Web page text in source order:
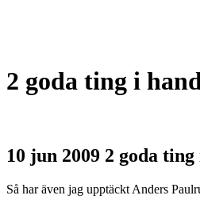
2 goda ting i
10 jun 2009 2 goda
Så har även jag upptäckt Anders